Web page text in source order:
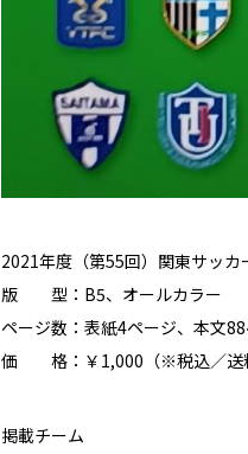
2021年度（第55回）関東サッ
版 型：B5、オールカラー
ページ数：表紙4ページ、本文
価 格：￥1,000（※税込／送
掲載チーム